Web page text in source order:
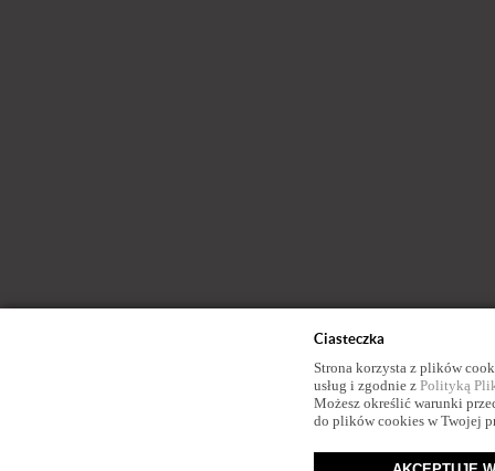
Ciasteczka
Strona korzysta z plików
usług i zgodnie z Polityką
Możesz określić warunki
do plików cookies w Twojej